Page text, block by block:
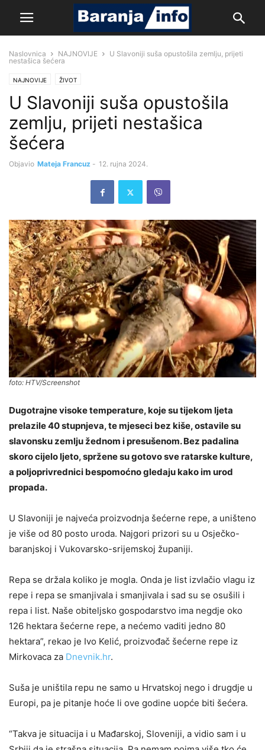
Naslovnica NAJNOVIJE
U Slavoniji suša opustošila zemlju, prijeti
nestašica šećera
NAJNOVIJE ŽIVOT
U Slavoniji suša opustošila
zemlju, prijeti nestašica
šećera
Objavio Mateja Francuz - 12. rujna 2024.
foto: HTV/Screenshot
Dugotrajne visoke temperature, koje su tijekom ljeta
prelazile 40 stupnjeva, te mjeseci bez kiše, ostavile su
slavonsku zemlju žednom i presušenom. Bez padalina
skoro cijelo ljeto, spržene su gotovo sve ratarske kulture,
a poljoprivrednici bespomoćno gledaju kako im urod
propada.
U Slavoniji je najveća proizvodnja šećerne repe, a uništeno
je više od 80 posto uroda. Najgori prizori su u Osječko-
baranjskoj i Vukovarsko-srijemskoj županiji.
Repa se držala koliko je mogla. Onda je list izvlačio vlagu iz
repe i repa se smanjivala i smanjivala i sad su se osušili i
repa i list. Naše obiteljsko gospodarstvo ima negdje oko
126 hektara šećerne repe, a nećemo vaditi jedno 80
hektara”, rekao je Ivo Kelić, proizvođač šećerne repe iz
Mirkovaca za Dnevnik.hr.
Suša je uništila repu ne samo u Hrvatskoj nego i drugdje u
Europi, pa je pitanje hoće li ove godine uopće biti šećera.
“Takva je situacija i u Mađarskoj, Sloveniji, a vidio sam i u